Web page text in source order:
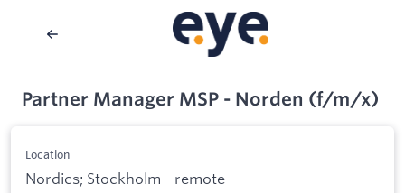
Partner Manager MSP - Norden (f/m/x)
Location
Nordics; Stockholm - remote